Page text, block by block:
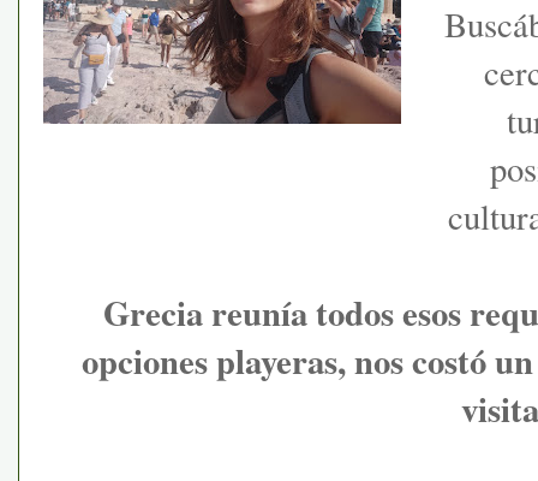
Grecia reunía todos esos
opciones playeras, nos costó